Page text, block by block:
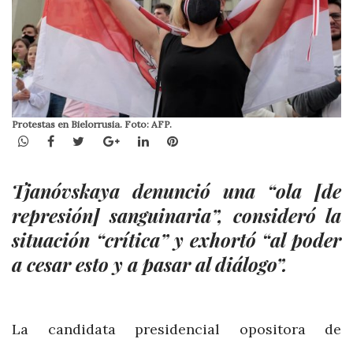
Protestas en Bielorrusia. Foto: AFP.
WhatsApp
Facebook
TwitterGoogle+LinkedInPinterest
Tjanóvskaya denunció una “ola [de
represión] sanguinaria”, consideró la
situación “crítica” y exhortó “al poder
a cesar esto y a pasar al diálogo”.
La candidata presidencial opositora de